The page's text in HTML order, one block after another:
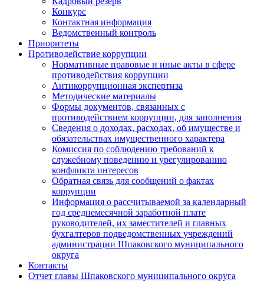
Конкурс
Контактная информация
Ведомственный контроль
Приоритеты
Противодействие коррупции
Нормативные правовые и иные акты в сфере
противодействия коррупции
Антикоррупционная экспертиза
Методические материалы
Формы документов, связанных с
противодействием коррупции, для заполнения
Сведения о доходах, расходах, об имуществе и
обязательствах имущественного характера
Комиссия по соблюдению требований к
служебному поведению и урегулированию
конфликта интересов
Обратная связь для сообщений о фактах
коррупции
Информация о рассчитываемой за календарный
год среднемесячной заработной плате
руководителей, их заместителей и главных
бухгалтеров подведомственных учреждений
администрации Шпаковского муниципального
округа
Контакты
Отчет главы Шпаковского муниципального округа